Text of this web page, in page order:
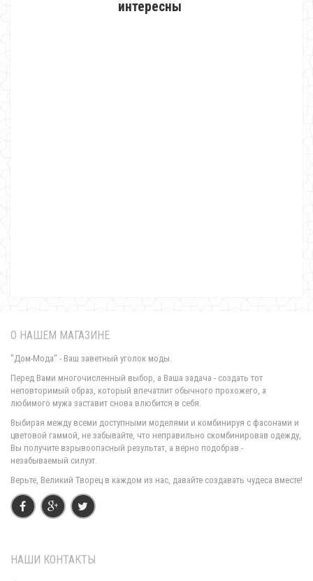
интересны
1510.00грн.
О НАШЕМ МАГАЗИНЕ
"Дом-Мода" - Ваш заветный уголок моды.
Перед Вами многочисленный выбор, а Ваша задача - создать тот
неповторимый образ, который впечатлит обычного прохожего, а
любимого мужа заставит снова влюбится в себя.
Выбирая между всеми доступными моделями и комбинируя с фасонами и
цветовой гаммой, не забывайте, что неправильно скомбинировав одежду,
Вы получите взрывоопасный результат, а верно подобрав -
незабываемый силуэт.
Верьте, Великий Творец в каждом из нас, давайте создавать чудеса вместе!
НАШИ КОНТАКТЫ